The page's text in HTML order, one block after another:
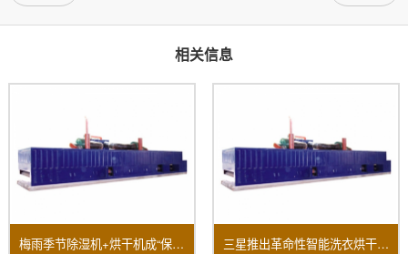
相关信息
梅雨季节除湿机+烘干机成“保命组合”销量大面积上涨！ 三星推出革命性智能洗衣烘干机全方面提升用户家居体验